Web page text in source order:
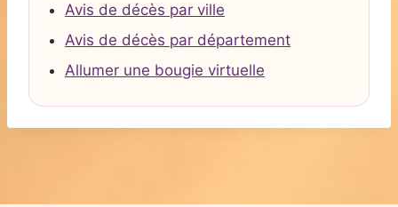
Avis de décès par ville
Avis de décès par département
Allumer une bougie virtuelle